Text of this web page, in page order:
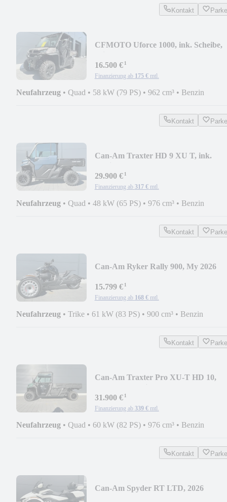
Kontakt
CFMOTO Uforce 1000, ink. Scheibe,
16.500 €¹
Finanzierung ab 175 € mtl.
Neufahrzeug • Quad • 58 kW (79 PS) • 962 cm³ • Benzin
Kontakt
Can-Am Traxter HD 9 XU T, ink.
29.900 €¹
Finanzierung ab 317 € mtl.
Neufahrzeug • Quad • 48 kW (65 PS) • 976 cm³ • Benzin
Kontakt
Can-Am Ryker Rally 900, My 2026
15.799 €¹
Finanzierung ab 168 € mtl.
Neufahrzeug • Trike • 61 kW (83 PS) • 900 cm³ • Benzin
Kontakt
Can-Am Traxter Pro XU-T HD 10,
31.900 €¹
Finanzierung ab 339 € mtl.
Neufahrzeug • Quad • 60 kW (82 PS) • 976 cm³ • Benzin
Kontakt
Can-Am Spyder RT LTD, 2026